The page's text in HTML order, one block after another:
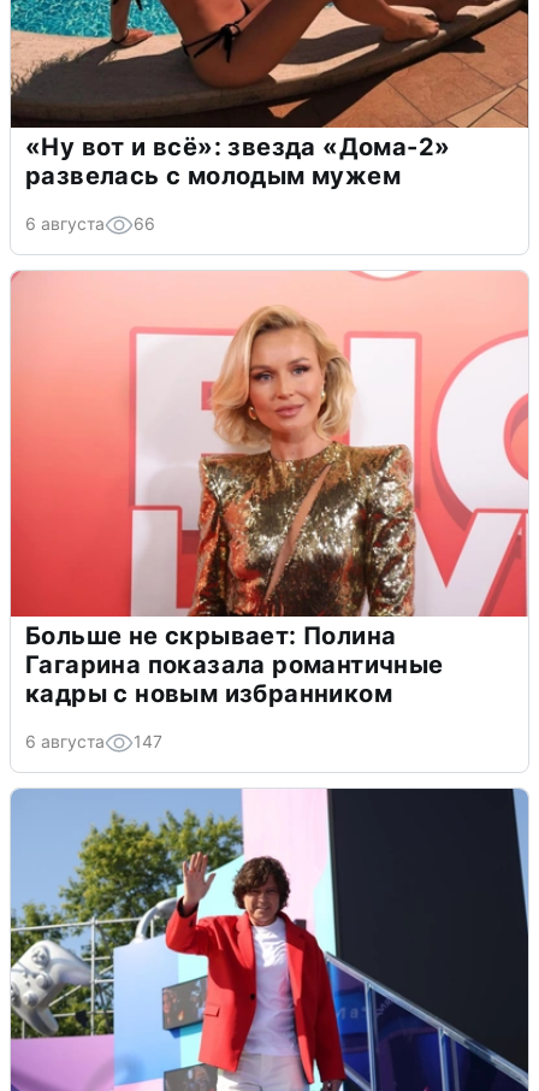
«Ну вот и всё»: звезда «Дома-2»
развелась с молодым мужем
6 августа 66
Больше не скрывает: Полина
Гагарина показала романтичные
кадры с новым избранником
6 августа 147